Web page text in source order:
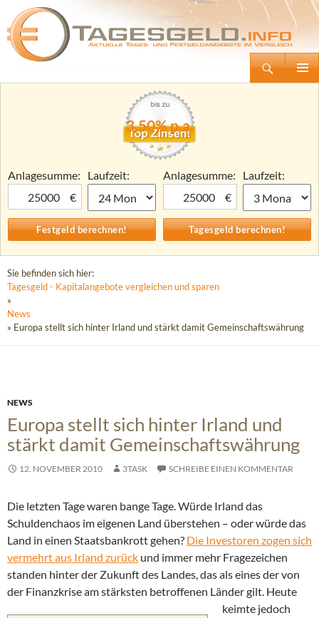
Tagesgeld.info – Tagesgeldkonten vergleichen und Tagesgeld-Zinsen berechnen
Zum
3,50% p.a.
Anlagesumme:
€
Laufzeit:
Anlagesumme:
€
Laufzeit:
Sie befinden sich hier:
Tagesgeld - Kapitalangebote vergleichen und sparen
»
News
» Europa stellt sich hinter Irland und stärkt damit Gemeinschaftswährung
NEWS
Europa stellt sich hinter Irland und
stärkt damit Gemeinschaftswährung
12. NOVEMBER 2010 3TASK SCHREIBE EINEN KOMMENTAR
Die letzten Tage waren bange Tage. Würde Irland das
Schuldenchaos im eigenen Land überstehen – oder würde das
Land in einen Staatsbankrott gehen? Die Investoren zogen sich
vermehrt aus Irland zurück und immer mehr Fragezeichen
standen hinter der Zukunft des Landes, das als eines der von
der Finanzkrise am stärksten betroffenen Länder gilt. Heute
keimte jedoch